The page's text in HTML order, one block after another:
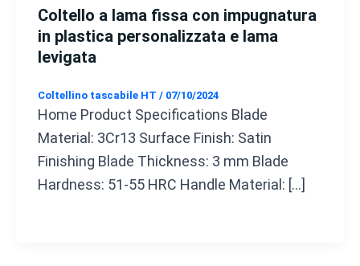
Coltello a lama fissa con impugnatura
in plastica personalizzata e lama
levigata
Coltellino tascabile HT / 07/10/2024
Home Product Specifications Blade
Material: 3Cr13 Surface Finish: Satin
Finishing Blade Thickness: 3 mm Blade
Hardness: 51-55 HRC Handle Material: […]